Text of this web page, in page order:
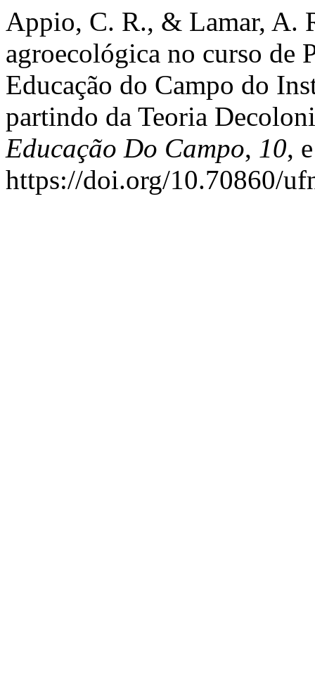
Appio, C. R., & Lamar, A.
agroecológica no curso de
Educação do Campo do
partindo da Teoria
Educação Do Campo, 10,
https://doi.org/10.70860/